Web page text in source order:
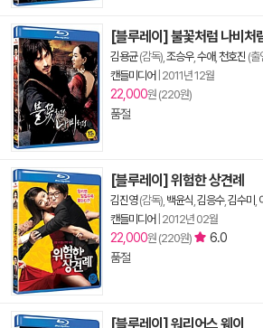
[블루레이] 불꽃처럼 나비처
김용균(감독), 조승우, 수애 천호진 (출
캔들미디어 2011년 12월
22,000원 (220원)
품절
[블루레이] 위험한 상견례
김진영(감독), 백윤식 김응수, 김수미
캔들미디어 2012년 02월
22,000원 (220원)
6.0
품절
[블루레이] 워리어스 웨이